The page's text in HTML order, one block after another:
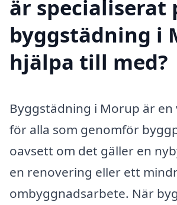
är specialiserat
byggstädning i
hjälpa till med?
Byggstädning i Morup är
för alla som genomför
oavsett om det gäller en
en renovering eller ett
ombyggnadsarbete. När